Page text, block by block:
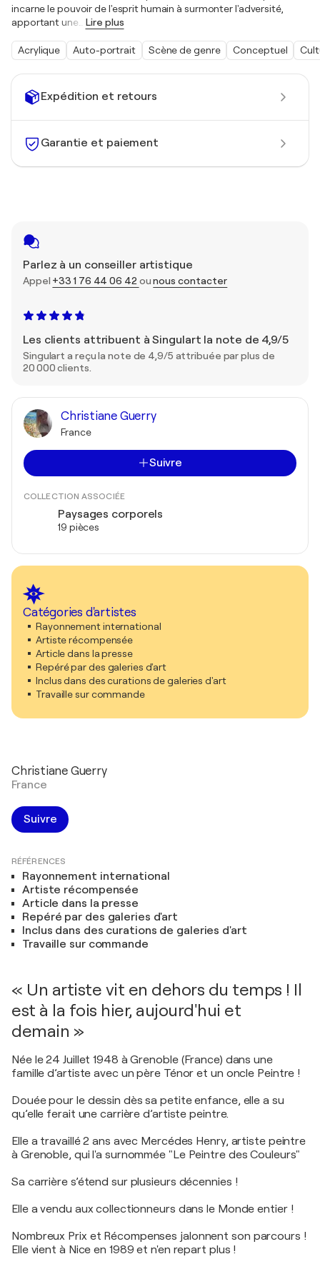
Expédition et retours
Garantie et paiement
Parlez à un conseiller artistique
Appel +33 1 76 44 06 42 ounous contacter
Les clients attribuent à Singulart la note de 4,9/5
Singulart a reçu la note de 4,9/5 attribuée par plus de
20 000 clients.
Christiane Guerry
France
Suivre
COLLECTION ASSOCIÉE
Paysages corporels
19 pièces
Catégories d'artistes
Rayonnement international
Artiste récompensée
Article dans la presse
Repéré par des galeries d'art
Inclus dans des curations de galeries d'art
Travaille sur commande
incarne le pouvoir de l'esprit humain à surmonter l'adversité,
apportant une
Lire plus
Acrylique Auto-portrait Scène de genre Conceptuel
Christiane Guerry
France
Suivre
RÉFÉRENCES
Rayonnement international
Artiste récompensée
Article dans la presse
Repéré par des galeries d'art
Inclus dans des curations de galeries d'art
Travaille sur commande
« Un artiste vit en dehors du temps ! Il
est à la fois hier, aujourd'hui et
demain »
Née le 24 Juillet 1948 à Grenoble (France) dans une
famille d’artiste avec un père Ténor et un oncle Peintre !
Douée pour le dessin dès sa petite enfance, elle a su
qu’elle ferait une carrière d’artiste peintre.
Elle a travaillé 2 ans avec Mercédes Henry, artiste peintre
à Grenoble, qui l'a surnommée "Le Peintre des Couleurs"
Sa carrière s’étend sur plusieurs décennies !
Elle a vendu aux collectionneurs dans le Monde entier !
Nombreux Prix et Récompenses jalonnent son parcours !
Elle vient à Nice en 1989 et n'en repart plus !